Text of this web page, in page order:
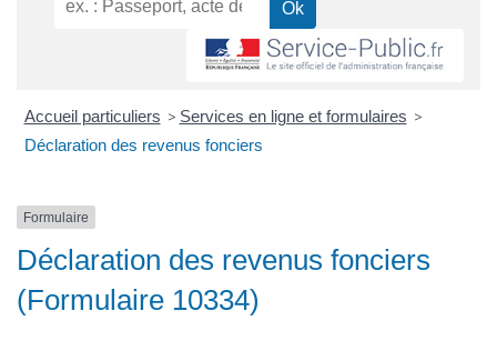
Accueil particuliers > Services en ligne et formulaires >
Déclaration des revenus fonciers
Formulaire
Déclaration des revenus fonciers
(Formulaire 10334)